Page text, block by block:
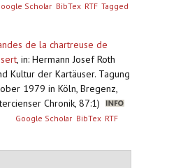
Scholar BibTex RTF Tagged
de la chartreuse de
, in: Hermann Josef Roth
Kultur der Kartäuser. Tagung
1979 in Köln, Bregenz,
Chronik, 87:1)
Google Scholar BibTex RTF